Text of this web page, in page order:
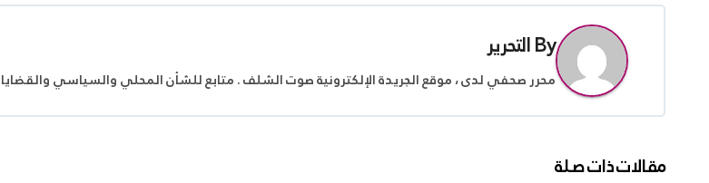
Byالتحرير
محرر صحفي لدى ، موقع الجريدة الإلكترونية صوت الشلف . متابع للشأن المحلي والسياسي والقضايا
مقالات ذات صلة